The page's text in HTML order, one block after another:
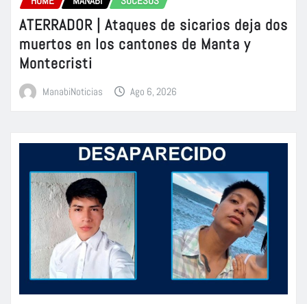
ATERRADOR | Ataques de sicarios deja dos
muertos en los cantones de Manta y
Montecristi
ManabiNoticias Ago 6, 2026